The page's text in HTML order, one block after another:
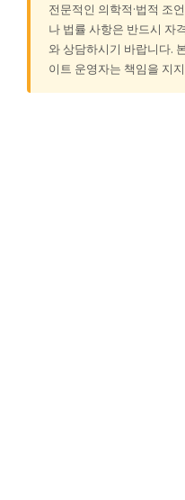
전문적인 의학적·법적 조
나 법률 사항은 반드시 자
와 상담하시기 바랍니다.
이트 운영자는 책임을 지